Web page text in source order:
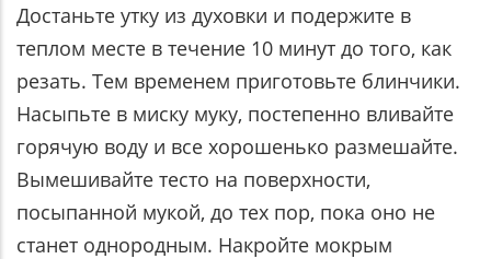
Достаньте утку из духовки и подержите в
теплом месте в течение 10 минут до того, как
резать. Тем временем приготовьте блинчики.
Насыпьте в миску муку, постепенно вливайте
горячую воду и все хорошенько размешайте.
Вымешивайте тесто на поверхности,
посыпанной мукой, до тех пор, пока оно не
станет однородным. Накройте мокрым